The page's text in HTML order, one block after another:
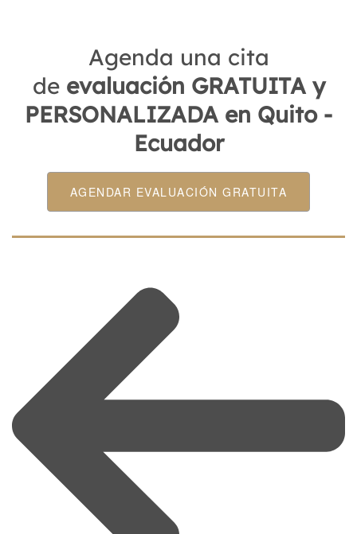
Agenda una cita
de evaluación GRATUITA y
PERSONALIZADA en Quito -
Ecuador
AGENDAR EVALUACIÓN GRATUITA